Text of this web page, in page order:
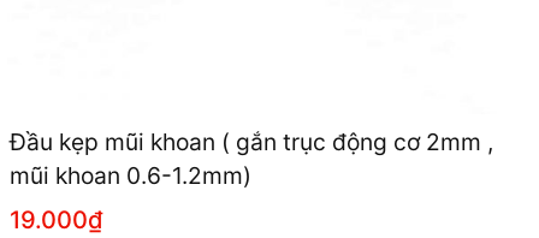
Đầu kẹp mũi khoan ( gắn trục động cơ 2mm ,
mũi khoan 0.6-1.2mm)
19.000₫